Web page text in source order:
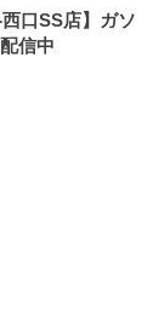
口SS店】ガソ
信中